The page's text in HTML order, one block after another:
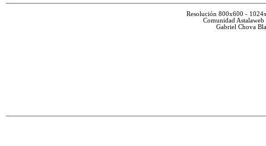
Resolución 800x600 -
Comunidad
Gabriel Chova